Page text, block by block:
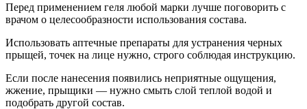
Перед применением геля любой марки лучше поговорить с
врачом о целесообразности использования состава.
Использовать аптечные препараты для устранения черных
прыщей, точек на лице нужно, строго соблюдая инструкцию.
Если после нанесения появились неприятные ощущения,
жжение, прыщики — нужно смыть слой теплой водой и
подобрать другой состав.